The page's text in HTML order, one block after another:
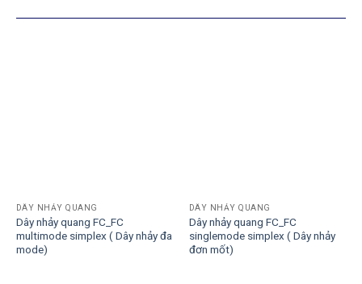
DÂY NHẢY QUANG
Dây nhảy quang FC_FC
multimode simplex ( Dây nhảy đa
mode)
DÂY NHẢY QUANG
Dây nhảy quang FC_FC
singlemode simplex ( Dây nhảy
đơn mốt)